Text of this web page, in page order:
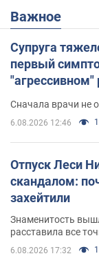
Важное
Супруга
первый
"агрессивном"
Сначала врачи не
6.08.2026 12:46
Отпуск Леси
скандалом:
захейтили
Знаменитость
расставила все
6.08.2026 17:32